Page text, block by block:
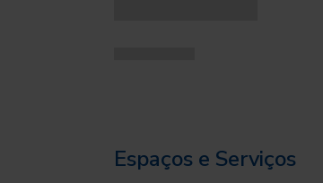
Espaços e Serviços